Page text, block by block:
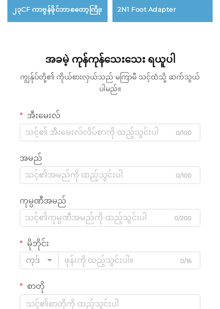
၂၃CF ကာဗွန်ဖိုင်ဘာစတော့ကြိုး 2N1 Foot Adapter
အခမဲ့ ကုန်ကုန်သေးသေး ရယူပါ
ကျွန်ုပ်တို့၏ ကိုယ်စားလှယ်သည် မကြာမီ သင့်ထံသို့ ဆက်သွယ်
ပါမည်။
အီးမေးလ်
0/100
အမည်
0/100
ကုမ္ပဏီအမည်
0/200
မိုဘိုင်း
ကုဒ်
0/16
စာတို